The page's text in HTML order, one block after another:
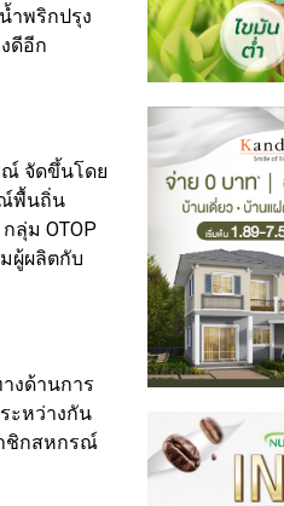
ำพริกปรุง
ดีอีก
จัดขึ้นโดย
ณ์พื้นถิ่น
ม OTOP
ผู้ผลิตกับ
งด้านการ
ะหว่างกัน
ชิกสหกรณ์